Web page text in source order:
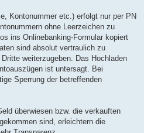
Kontonummer etc.) erfolgt nur per PN
ohne Leerzeichen zu
ins Onlinebanking-Formular kopiert
sind absolut vertraulich zu
weiterzugeben. Das Hochladen
ist untersagt. Bei
Sperrung der betreffenden
überwiesen bzw. die verkauften
sind, erleichtern die